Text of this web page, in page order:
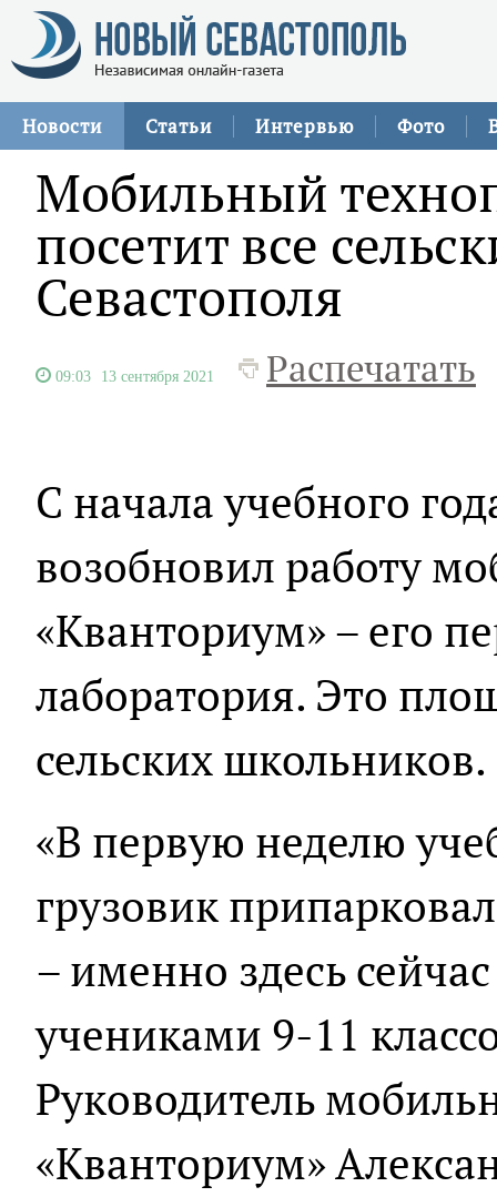
Новости Статьи Интервью Фото
Мобильный
посетит все
Севастополя
09:03 13 сентября 2021 Распечатать
С начала учебного
возобновил работу
«Кванториум» – его
лаборатория. Это
сельских школьников.
«В первую неделю
грузовик
– именно здесь
учениками 9-11
Руководитель
«Кванториум»